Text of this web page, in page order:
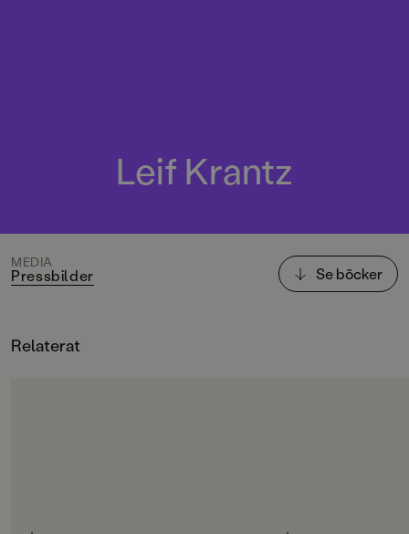
Leif Krantz
MEDIA
Pressbilder Se böcker
Relaterat